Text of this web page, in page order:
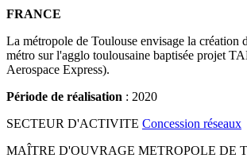
FRANCE
La métropole de Toulouse envisage la création
métro sur l'agglo toulousaine baptisée projet
Aerospace Express).
Période de réalisation : 2020
SECTEUR D'ACTIVITE Concession réseaux
MAÎTRE D'OUVRAGE METROPOLE DE